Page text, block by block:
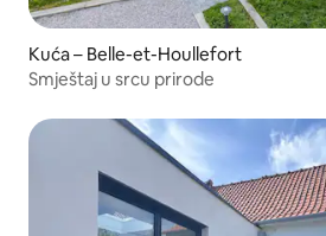
Kuća – Belle-et-Houllefort
Smještaj u srcu prirode